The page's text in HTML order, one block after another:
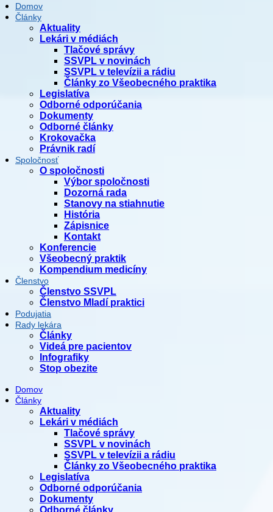
Domov
Články
Aktuality
Lekári v médiách
Tlačové správy
SSVPL v novinách
SSVPL v televízii a rádiu
Články zo Všeobecného praktika
Legislatíva
Odborné odporúčania
Dokumenty
Odborné články
Krokovačka
Právnik radí
Spoločnosť
O spoločnosti
Výbor spoločnosti
Dozorná rada
Stanovy na stiahnutie
História
Zápisnice
Kontakt
Konferencie
Všeobecný praktik
Kompendium medicíny
Členstvo
Členstvo SSVPL
Členstvo Mladí praktici
Podujatia
Rady lekára
Články
Videá pre pacientov
Infografiky
Stop obezite
Domov
Články
Aktuality
Lekári v médiách
Tlačové správy
SSVPL v novinách
SSVPL v televízii a rádiu
Články zo Všeobecného praktika
Legislatíva
Odborné odporúčania
Dokumenty
Odborné články